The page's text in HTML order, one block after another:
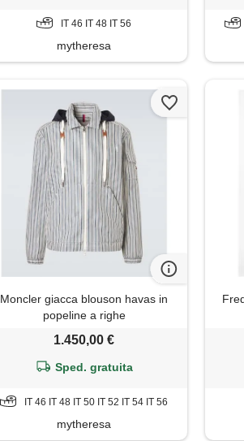
IT 46 IT 48 IT 56
mytheresa
Moncler giacca blouson havas in
popeline a righe
1.450,00 €
Sped. gratuita
IT 46 IT 48 IT 50 IT 52 IT 54 IT 56
mytheresa